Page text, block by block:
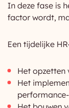
In deze fase is
factor wordt,
Een tijdelijke
Het opzetten
Het